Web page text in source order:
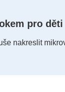
pro děti
nakreslit